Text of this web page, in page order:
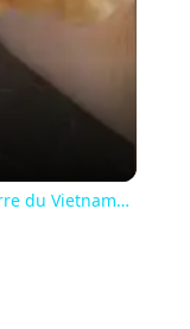
du Vietnam…